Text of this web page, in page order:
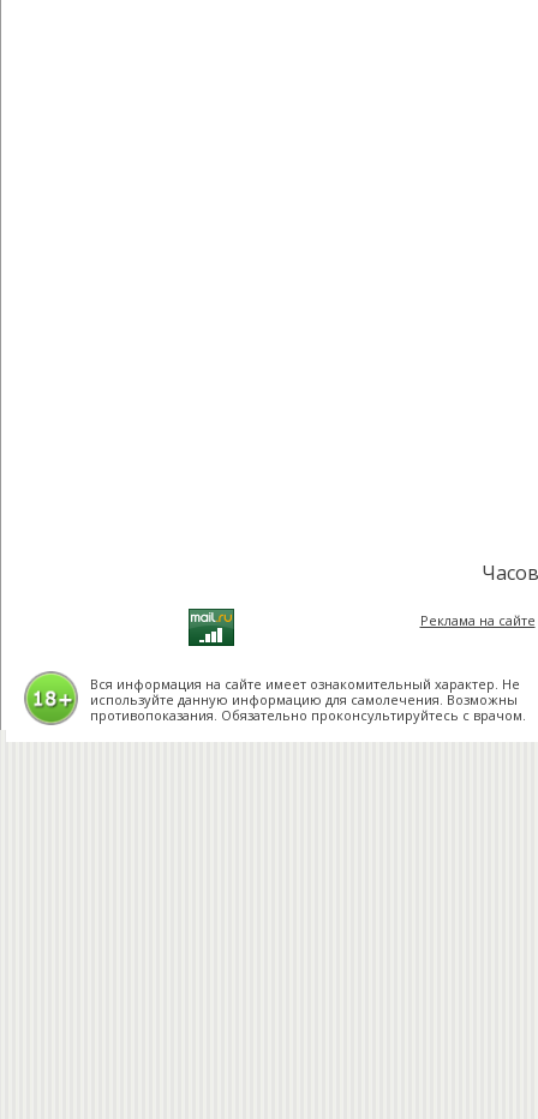
Реклама на сайте
Вся информация на сайте имеет ознакомительный характер. Не
используйте данную информацию для самолечения. Возможны
противопоказания. Обязательно проконсультируйтесь с врачом.